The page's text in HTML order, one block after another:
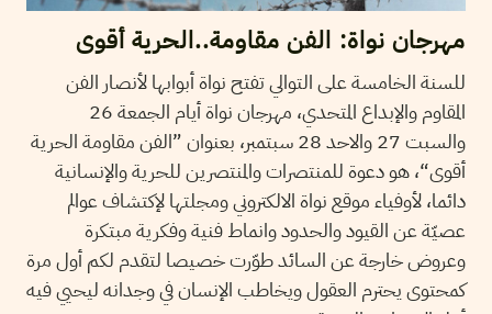
مهرجان نواة: الفن مقاومة..الحرية أقوى
للسنة الخامسة على التوالي تفتح نواة أبوابها لأنصار الفن
المقاوم والإبداع المتحدي، مهرجان نواة أيام الجمعة 26
والسبت 27 والاحد 28 سبتمبر، بعنوان ”الفن مقاومة الحرية
أقوى“، هو دعوة للمنتصرات والمنتصرين للحرية والإنسانية
دائما، لأوفياء موقع نواة الالكتروني ومجلتها لإكتشاف عوالم
عصيّة عن القيود والحدود وانماط فنية وفكرية مبتكرة
وعروض خارجة عن السائد طوّرت خصيصا لتقدم لكم أول مرة
كمحتوى يحترم العقول ويخاطب الإنسان في وجدانه ليحيي فيه